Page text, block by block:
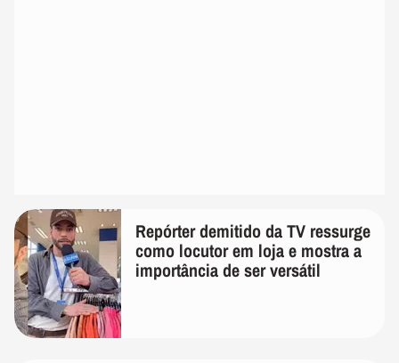
Repórter demitido da TV ressurge
como locutor em loja e mostra a
importância de ser versátil